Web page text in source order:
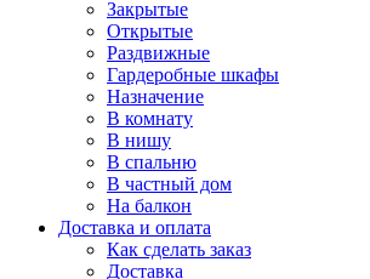
Закрытые
Открытые
Раздвижные
Гардеробные шкафы
Назначение
В комнату
В нишу
В спальню
В частный дом
На балкон
Доставка и оплата
Как сделать заказ
Доставка